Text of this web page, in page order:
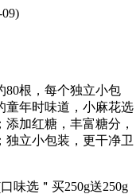
80根，每个独立小包
童年时味道，小麻花选
加红糖，丰富糖分，
独立小包装，更干净卫
味选＂买250g送250g